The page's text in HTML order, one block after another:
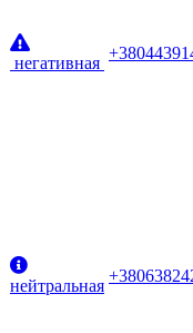
негативная
нейтральная